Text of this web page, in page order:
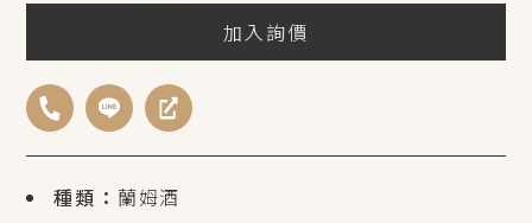
種類： 蘭姆酒
加入詢價